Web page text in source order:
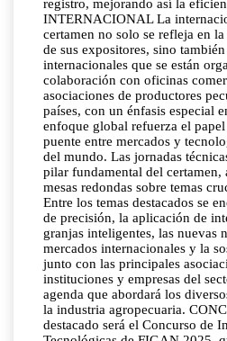
registro, mejorando así la
INTERNACIONAL La
certamen no solo se refleja en
de sus expositores, sino
internacionales que se están
colaboración con oficinas
asociaciones de productores
países, con un énfasis especial
enfoque global refuerza el
puente entre mercados y
del mundo. Las jornadas
pilar fundamental del certamen,
mesas redondas sobre temas
Entre los temas destacados se
de precisión, la aplicación de
granjas inteligentes, las nuevas
mercados internacionales y la
junto con las principales
instituciones y empresas del
agenda que abordará los
la industria agropecuaria.
destacado será el Concurso de